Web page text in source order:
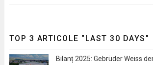
TOP 3 ARTICOLE "LAST 30 DAYS"
Bilanț 2025: Gebrüder Weiss